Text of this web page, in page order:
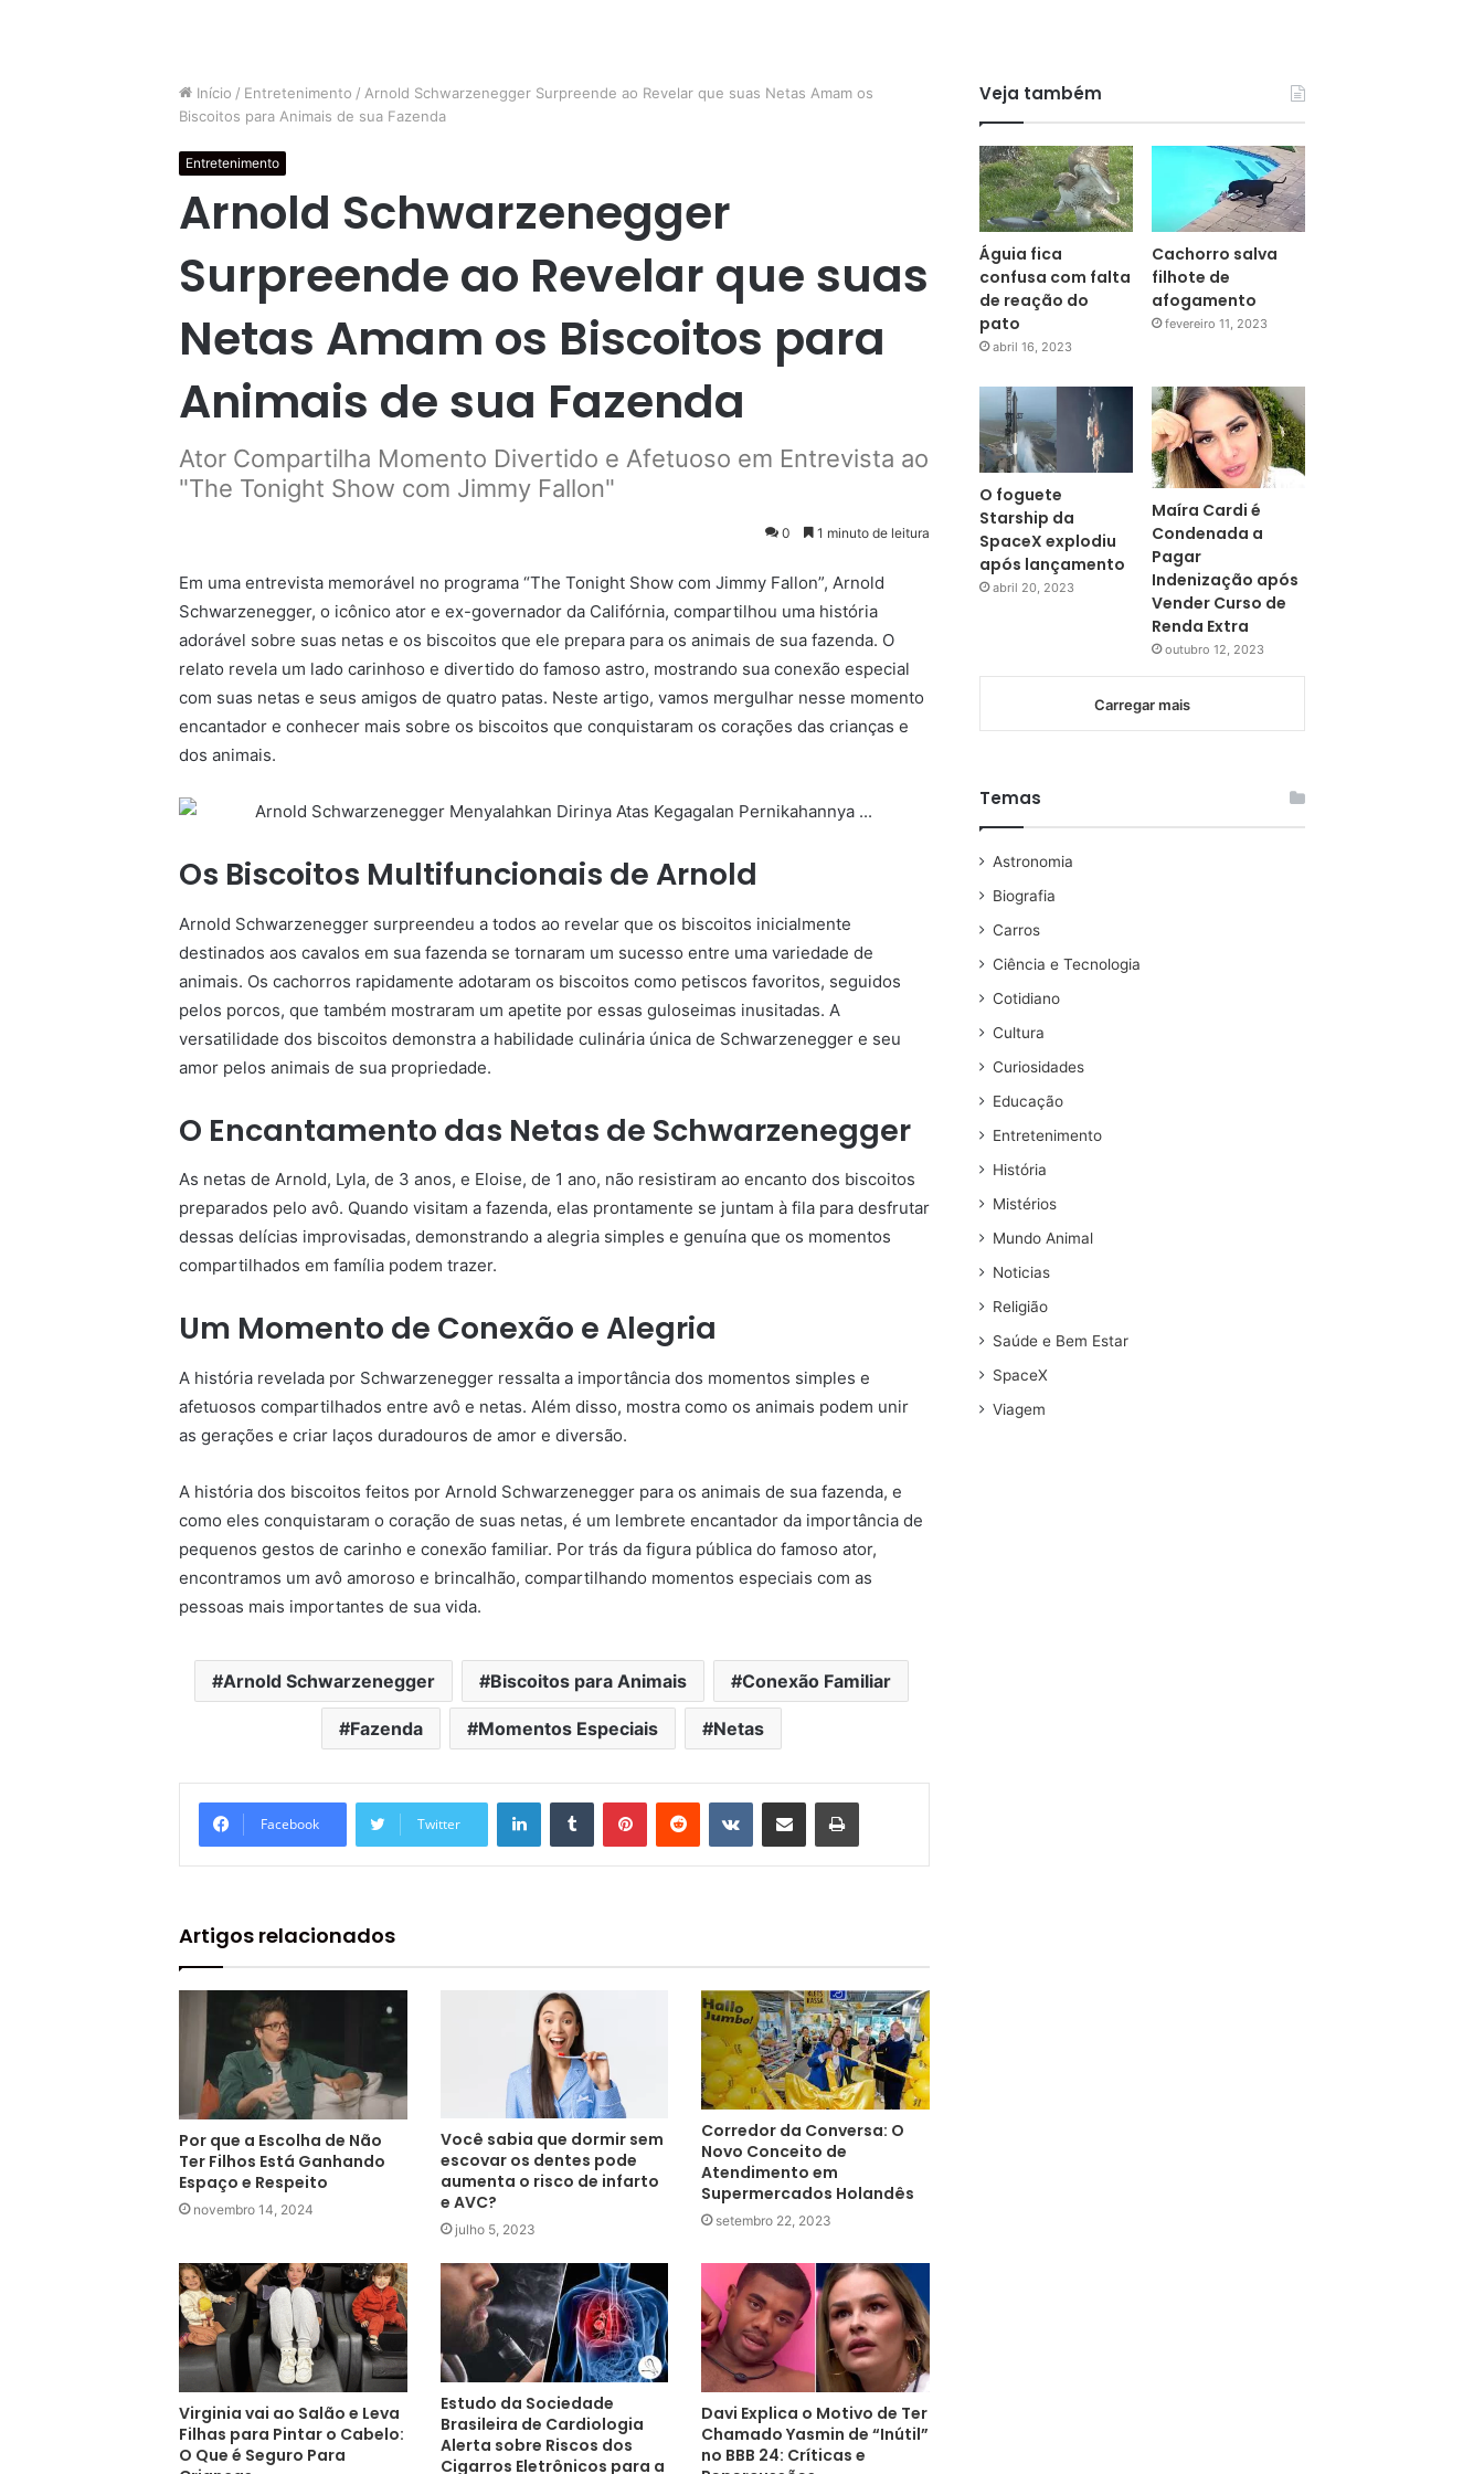
Início / Entretenimento / Arnold Schwarzenegger Surpreende ao Revelar que suas Netas Amam os
Biscoitos para Animais de sua Fazenda
Entretenimento
Arnold Schwarzenegger
Surpreende ao Revelar que suas
Netas Amam os Biscoitos para
Animais de sua Fazenda
Ator Compartilha Momento Divertido e Afetuoso em Entrevista ao
"The Tonight Show com Jimmy Fallon"
0 1 minuto de leitura
Em uma entrevista memorável no programa “The Tonight Show com Jimmy Fallon”, Arnold
Schwarzenegger, o icônico ator e ex-governador da Califórnia, compartilhou uma história
adorável sobre suas netas e os biscoitos que ele prepara para os animais de sua fazenda. O
relato revela um lado carinhoso e divertido do famoso astro, mostrando sua conexão especial
com suas netas e seus amigos de quatro patas. Neste artigo, vamos mergulhar nesse momento
encantador e conhecer mais sobre os biscoitos que conquistaram os corações das crianças e
dos animais.
Os Biscoitos Multifuncionais de Arnold
Arnold Schwarzenegger surpreendeu a todos ao revelar que os biscoitos inicialmente
destinados aos cavalos em sua fazenda se tornaram um sucesso entre uma variedade de
animais. Os cachorros rapidamente adotaram os biscoitos como petiscos favoritos, seguidos
pelos porcos, que também mostraram um apetite por essas guloseimas inusitadas. A
versatilidade dos biscoitos demonstra a habilidade culinária única de Schwarzenegger e seu
amor pelos animais de sua propriedade.
O Encantamento das Netas de Schwarzenegger
As netas de Arnold, Lyla, de 3 anos, e Eloise, de 1 ano, não resistiram ao encanto dos biscoitos
preparados pelo avô. Quando visitam a fazenda, elas prontamente se juntam à fila para desfrutar
dessas delícias improvisadas, demonstrando a alegria simples e genuína que os momentos
compartilhados em família podem trazer.
Um Momento de Conexão e Alegria
A história revelada por Schwarzenegger ressalta a importância dos momentos simples e
afetuosos compartilhados entre avô e netas. Além disso, mostra como os animais podem unir
as gerações e criar laços duradouros de amor e diversão.
A história dos biscoitos feitos por Arnold Schwarzenegger para os animais de sua fazenda, e
como eles conquistaram o coração de suas netas, é um lembrete encantador da importância de
pequenos gestos de carinho e conexão familiar. Por trás da figura pública do famoso ator,
encontramos um avô amoroso e brincalhão, compartilhando momentos especiais com as
pessoas mais importantes de sua vida.
Arnold Schwarzenegger Biscoitos para Animais Conexão Familiar
Fazenda Momentos Especiais Netas
Facebook Twitter
Artigos relacionados
Por que a Escolha de Não
Ter Filhos Está Ganhando
Espaço e Respeito
novembro 14, 2024
Você sabia que dormir sem
escovar os dentes pode
aumenta o risco de infarto
e AVC?
julho 5, 2023
Corredor da Conversa: O
Novo Conceito de
Atendimento em
Supermercados Holandês
setembro 22, 2023
Virginia vai ao Salão e Leva
Filhas para Pintar o Cabelo:
O Que é Seguro Para
Estudo da Sociedade
Brasileira de Cardiologia
Alerta sobre Riscos dos
Cigarros Eletrônicos para a
Davi Explica o Motivo de Ter
Chamado Yasmin de “Inútil”
no BBB 24: Críticas e
Veja também
Águia fica
confusa com falta
de reação do
pato
abril 16, 2023
Cachorro salva
filhote de
afogamento
fevereiro 11, 2023
O foguete
Starship da
SpaceX explodiu
após lançamento
abril 20, 2023
Maíra Cardi é
Condenada a
Pagar
Indenização após
Vender Curso de
Renda Extra
outubro 12, 2023
Carregar mais
Temas
Astronomia
Biografia
Carros
Ciência e Tecnologia
Cotidiano
Cultura
Curiosidades
Educação
Entretenimento
História
Mistérios
Mundo Animal
Noticias
Religião
Saúde e Bem Estar
SpaceX
Viagem